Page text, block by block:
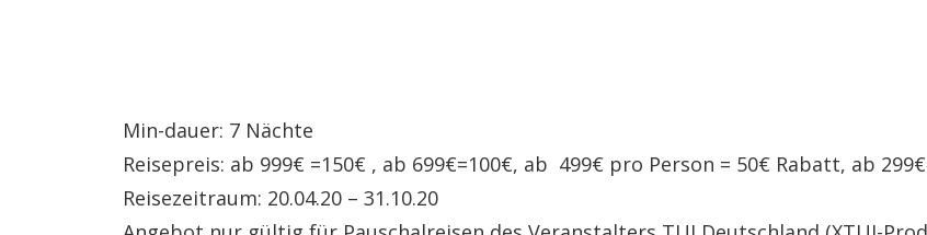
Min-dauer: 7 Nächte
Reisepreis: ab 999€ =150€ , ab 699€=100€, ab 499€ pro Person = 50€ Rabatt, ab
Reisezeitraum: 20.04.20 – 31.10.20